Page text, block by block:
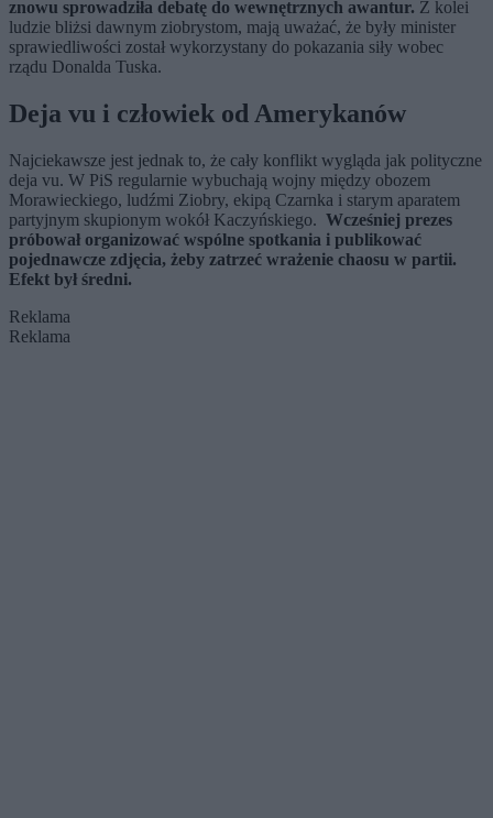
znowu sprowadziła debatę do wewnętrznych awantur. Z kolei
ludzie bliżsi dawnym ziobrystom, mają uważać, że były minister
sprawiedliwości został wykorzystany do pokazania siły wobec
rządu Donalda Tuska.
Deja vu i człowiek od Amerykanów
Najciekawsze jest jednak to, że cały konflikt wygląda jak polityczne
deja vu. W PiS regularnie wybuchają wojny między obozem
Morawieckiego, ludźmi Ziobry, ekipą Czarnka i starym aparatem
partyjnym skupionym wokół Kaczyńskiego. Wcześniej prezes
próbował organizować wspólne spotkania i publikować
pojednawcze zdjęcia, żeby zatrzeć wrażenie chaosu w partii.
Efekt był średni.
Reklama
Reklama